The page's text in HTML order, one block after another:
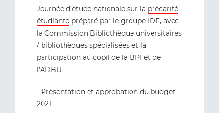
Journée d’étude nationale sur la précarité
étudiante préparé par le groupe IDF, avec
la Commission Bibliothèque universitaires
/ bibliothèques spécialisées et la
participation au copil de la BPI et de
l’ADBU
- Présentation et approbation du budget
2021